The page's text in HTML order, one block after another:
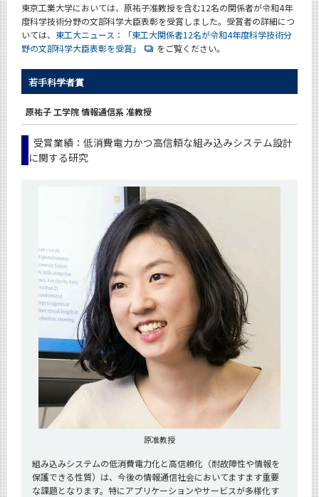
東京工業大学においては、原祐子准教授を含む12名の関係者が令和4年
度科学技術分野の文部科学大臣表彰を受賞しました。受賞者の詳細につ
いては、 東工大ニュース：「東工大関係者12名が令和4年度科学技術分
野の文部科学大臣表彰を受賞」
をご覧ください。
若手科学者賞
原祐子 工学院 情報通信系 准教授
受賞業績：低消費電力かつ高信頼な組み込みシステム設計
に関する研究
原准教授
組み込みシステムの低消費電力化と高信頼化（耐故障性や情報を
保護できる性質）は、今後の情報通信社会においてますます重要
な課題となります。特にアプリケーションやサービスが多様化す
課程別
月別
イベントカレンダー
Event Calendar
CLOSE